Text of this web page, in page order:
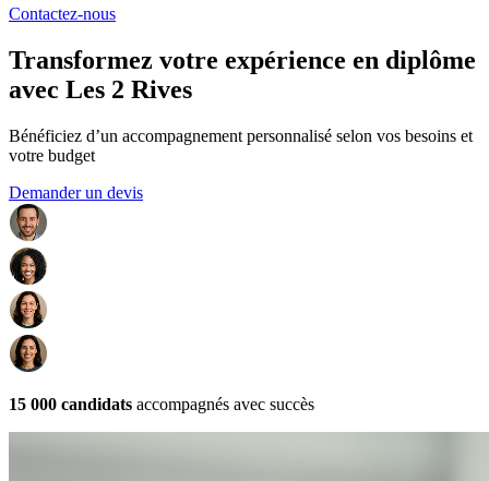
Contactez-nous
Transformez votre expérience en diplôme
avec Les 2 Rives
Bénéficiez d’un accompagnement personnalisé selon vos besoins et
votre budget
Demander un devis
15 000 candidats accompagnés avec succès